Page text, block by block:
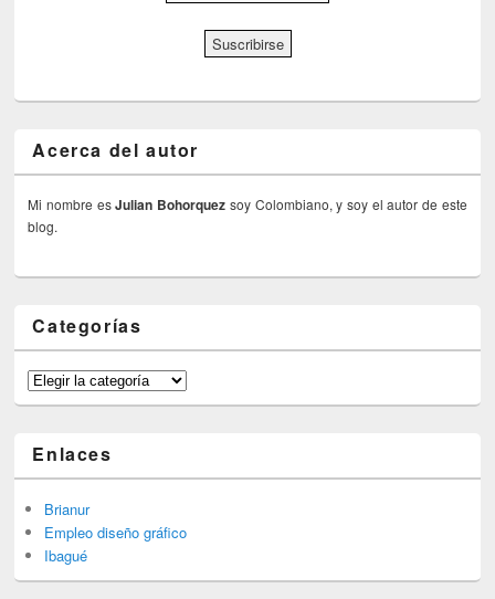
Acerca del autor
Mi nombre esJulian Bohorquez soy Colombiano, y soy el autor de este
blog.
Categorías
Categorías
Enlaces
Brianur
Empleo diseño gráfico
Ibagué